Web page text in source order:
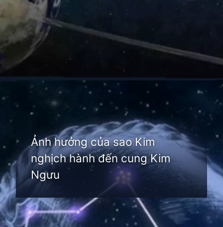
https://thienvanhoc.edu.vn/sao-kim-nghich-hanh
Ảnh hưởng của sao Kim
nghịch hành đến cung Kim
Ngưu